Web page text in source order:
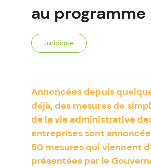
au programme
Juridique
Annoncées depuis
déjà, des mesures de
de la vie administrative
entreprises sont
50 mesures qui viennent
présentées par le